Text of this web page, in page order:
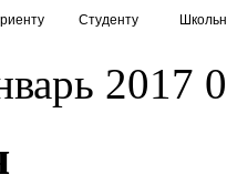
Студенту
2017